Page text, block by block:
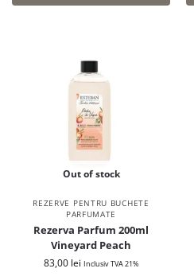
Out of stock
REZERVE PENTRU BUCHETE
PARFUMATE
Rezerva Parfum 200ml
Vineyard Peach
83,00 lei Inclusiv TVA 21%